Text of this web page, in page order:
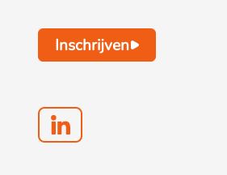
Inschrijven